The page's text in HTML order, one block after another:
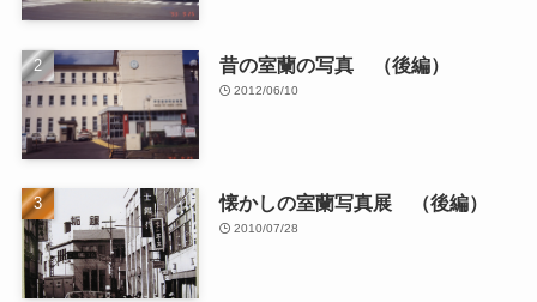
昔の室蘭の写真 （後編）
2012/06/10
懐かしの室蘭写真展 （後編）
2010/07/28